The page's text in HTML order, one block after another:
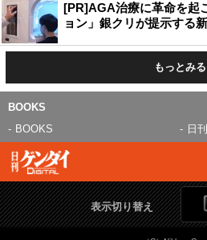
[PR]AGA治療に革命を起
ョン」銀クリが提示する
もっとみる
BOOKS
BOOKS
日
表示切り替え